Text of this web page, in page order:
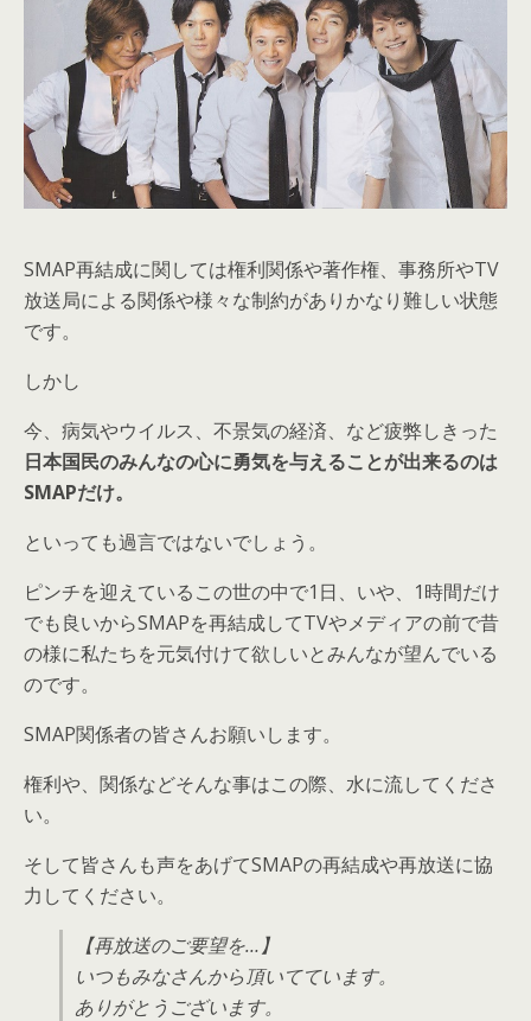
SMAP再結成に関しては権利関係や著作権、事務所やTV
放送局による関係や様々な制約がありかなり難しい状態
です。
しかし
今、病気やウイルス、不景気の経済、など疲弊しきった
日本国民のみんなの心に勇気を与えることが出来るのは
SMAPだけ。
といっても過言ではないでしょう。
ピンチを迎えているこの世の中で1日、いや、1時間だけ
でも良いからSMAPを再結成してTVやメディアの前で昔
の様に私たちを元気付けて欲しいとみんなが望んでいる
のです。
SMAP関係者の皆さんお願いします。
権利や、関係などそんな事はこの際、水に流してくださ
い。
そして皆さんも声をあげてSMAPの再結成や再放送に協
力してください。
【再放送のご要望を…】
いつもみなさんから頂いてています。
ありがとうございます。